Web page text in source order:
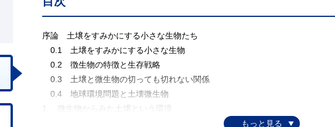
序論 土壌をすみかにする小さな生物たち
0.1 土壌をすみかにする小さな生物
0.2 徴生物の特徴と生存戦略
0.3 土壌と微生物の切っても切れない関係
0.4 地球環境問題と土壊微生物
1. 微生物からみた土壌という環境